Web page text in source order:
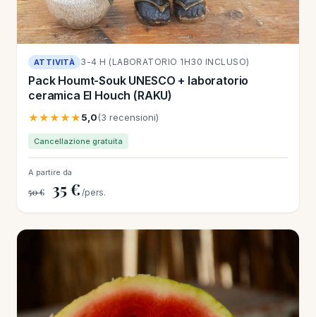
ATTIVITÀ 3-4 H (LABORATORIO 1H30 INCLUSO)
Pack Houmt-Souk UNESCO + laboratorio
ceramica El Houch (RAKU)
★★★★★5,0(3 recensioni)
Cancellazione gratuita
A partire da
50 € 35 € /pers.